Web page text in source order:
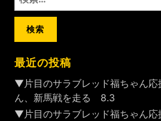
索:
最近の投稿
▼片目のサラブレッド福ちゃん
ん、新馬戦を走る 8.3
▼片目のサラブレッド福ちゃん